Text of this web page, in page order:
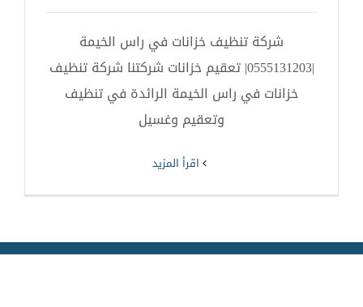
شركة تنظيف خزانات في راس الخيمة
|0555131203| تعقيم خزانات شركتنا شركة تنظيف
خزانات في راس الخيمة الرائدة في تنظيف
وتعقيم وغسيل